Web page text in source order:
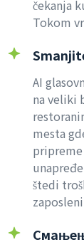
čekanja
Tokom
AI
na veliki
mesta
štedi